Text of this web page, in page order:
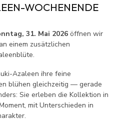
WOCHENENDE
31. Mai 2026 öffnen wir
einem zusätzlichen
Azaleen ihre feine
blühen gleichzeitig — gerade
Sie erleben die Kollektion in
mit Unterschieden in